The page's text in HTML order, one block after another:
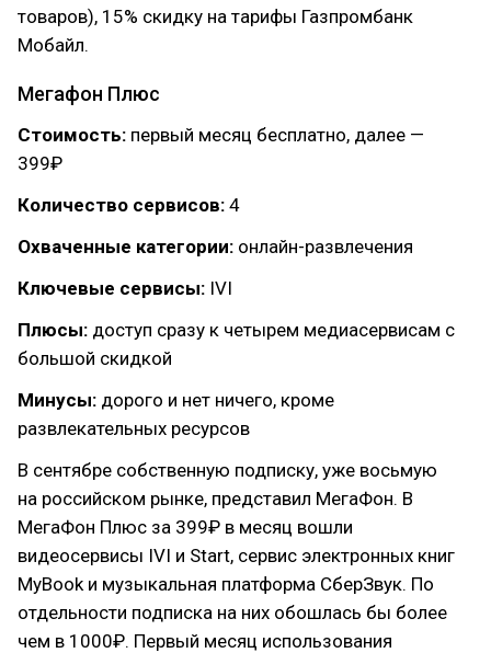
товаров), 15% скидку на тарифы Газпромбанк
Мобайл.
Мегафон Плюс
Стоимость: первый месяц бесплатно, далее —
399₽
Количество сервисов: 4
Охваченные категории: онлайн-развлечения
Ключевые сервисы: IVI
Плюсы: доступ сразу к четырем медиасервисам с
большой скидкой
Минусы: дорого и нет ничего, кроме
развлекательных ресурсов
В сентябре собственную подписку, уже восьмую
на российском рынке, представил МегаФон. В
МегаФон Плюс за 399₽ в месяц вошли
видеосервисы IVI и Start, сервис электронных книг
MyBook и музыкальная платформа СберЗвук. По
отдельности подписка на них обошлась бы более
чем в 1000₽. Первый месяц использования